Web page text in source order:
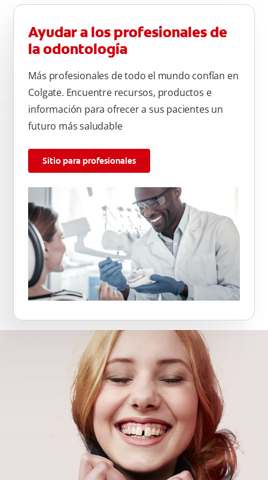
Ayudar a los profesionales de
la odontología
Más profesionales de todo el mundo confían en
Colgate. Encuentre recursos, productos e
información para ofrecer a sus pacientes un
futuro más saludable
Sitio para profesionales